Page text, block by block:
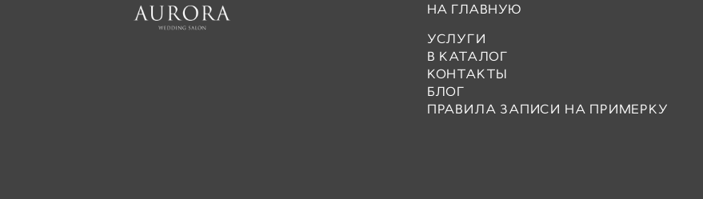
НА ГЛАВНУЮ
УСЛУГИ
В КАТАЛОГ
КОНТАКТЫ
БЛОГ
ПРАВИЛА ЗАПИСИ НА ПРИМЕРКУ